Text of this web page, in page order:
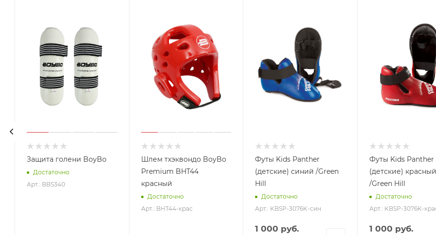
Защита голени BoyBo
Достаточно
Арт.: BBS340
Шлем тхэквондо BoyBo
Premium BHT44
красный
Достаточно
Арт.: BHT44-крас
Футы Kids Panther
(детские) синий /Green
Hill
Достаточно
Арт.: KBSP-3076K-син
1 000 руб.
Футы Kids Panther
(детские) красный
/Green Hill
Достаточно
Арт.: KBSP-3076K-
1 000 руб.